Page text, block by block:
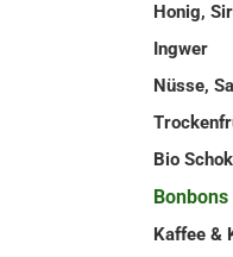
Honig,
Ingwer
Nüsse,
Bio
Kaffee &